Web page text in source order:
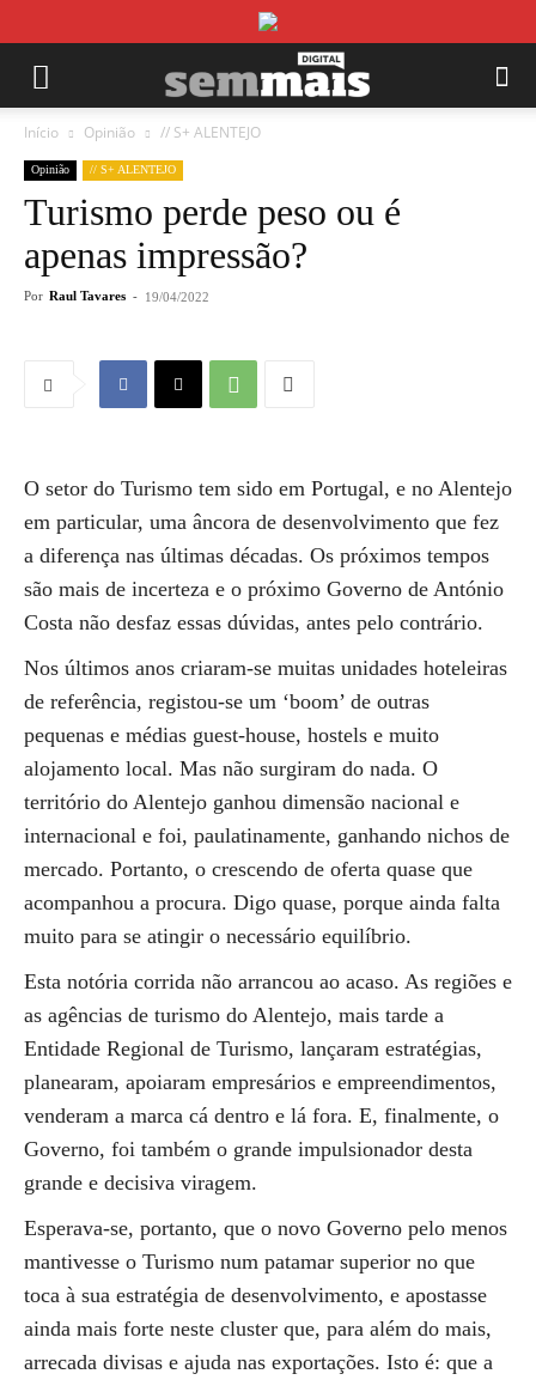
Início Opinião // S+ ALENTEJO
Opinião // S+ ALENTEJO
Turismo perde peso ou é
apenas impressão?
Por Raul Tavares - 19/04/2022
O setor do Turismo tem sido em Portugal, e no Alentejo
em particular, uma âncora de desenvolvimento que fez
a diferença nas últimas décadas. Os próximos tempos
são mais de incerteza e o próximo Governo de António
Costa não desfaz essas dúvidas, antes pelo contrário.
Nos últimos anos criaram-se muitas unidades hoteleiras
de referência, registou-se um ‘boom’ de outras
pequenas e médias guest-house, hostels e muito
alojamento local. Mas não surgiram do nada. O
território do Alentejo ganhou dimensão nacional e
internacional e foi, paulatinamente, ganhando nichos de
mercado. Portanto, o crescendo de oferta quase que
acompanhou a procura. Digo quase, porque ainda falta
muito para se atingir o necessário equilíbrio.
Esta notória corrida não arrancou ao acaso. As regiões e
as agências de turismo do Alentejo, mais tarde a
Entidade Regional de Turismo, lançaram estratégias,
planearam, apoiaram empresários e empreendimentos,
venderam a marca cá dentro e lá fora. E, finalmente, o
Governo, foi também o grande impulsionador desta
grande e decisiva viragem.
Esperava-se, portanto, que o novo Governo pelo menos
mantivesse o Turismo num patamar superior no que
toca à sua estratégia de desenvolvimento, e apostasse
ainda mais forte neste cluster que, para além do mais,
arrecada divisas e ajuda nas exportações. Isto é: que a